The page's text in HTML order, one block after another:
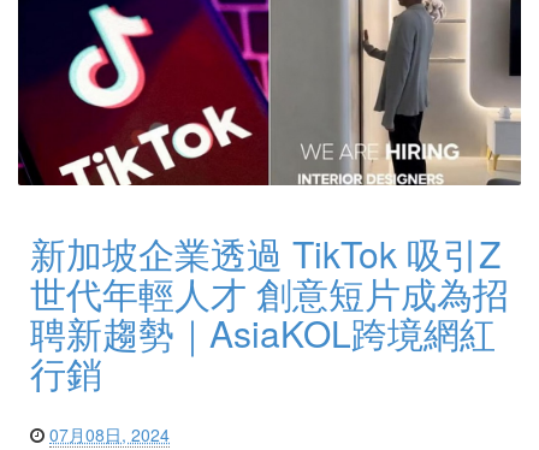
新加坡企業透過 TikTok 吸引Z
世代年輕人才 創意短片成為招
聘新趨勢｜AsiaKOL跨境網紅
行銷
07月08日, 2024